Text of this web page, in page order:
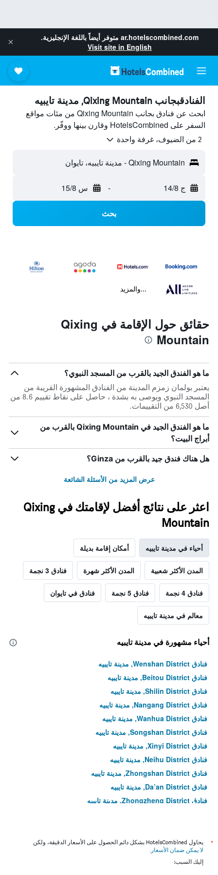
ar.hotelscombined.com متوفر أيضاً باللغة الإنجليزية.
Visit site in English
الفنادقبجانب Qixing Mountain, مدينة تايبيه
ابحث عن فنادق بجانب Qixing Mountain من مئات مواقع
السفر على HotelsCombined وقارن بينها ووفّر.
2 من الضيوف، غرفة واحدة
Qixing Mountain - مدينة تايبيه، تايوان
ج 14/8 - س 15/8
بحث
...والمزيد
حقائق حول الإقامة في Qixing
Mountain
ما هو الفندق الجيد بالقرب من المسجد النبوي؟
يعتبر بولمان زمزم المدينة من الفنادق المشهورة القريبة من
المسجد النبوي ويوصى به بشدة ، حاصل على نقاط تقييم 8.6 من
أصل 6,530 من التقييمات.
ما هو الفندق الجيد في Qixing Mountain بالقرب من
أبراج البيت؟
هل هناك فندق جيد بالقرب من Ginza؟
عرض المزيد من الأسئلة الشائعة
اعثر على نتائج أفضل لإقامتك في Qixing
Mountain
أحياء في مدينة تايبيه أمكان إقامة بديلة
المدن الأكثر شعبية المدن الأكثر شهرة فنادق 3 نجمة
فنادق 4 نجمة فنادق 5 نجمة فنادق في تايوان
معالم في مدينة تايبيه
أحياء مشهورة في مدينة تايبيه
فنادق Wenshan District, مدينة تايبيه
فنادق Beitou District, مدينة تايبيه
فنادق Shilin District, مدينة تايبيه
فنادق Nangang District, مدينة تايبيه
فنادق Wanhua District, مدينة تايبيه
فنادق Songshan District, مدينة تايبيه
فنادق Xinyi District, مدينة تايبيه
فنادق Neihu District, مدينة تايبيه
فنادق Zhongshan District, مدينة تايبيه
فنادق Da’an District, مدينة تايبيه
فنادق Zhongzheng District, مدينة تايبيه
*
يحاول HotelsCombined بشكل دائم الحصول على الأسعار الدقيقة، ولكن
لا يمكن ضمان الأسعار .
إليك السبب: